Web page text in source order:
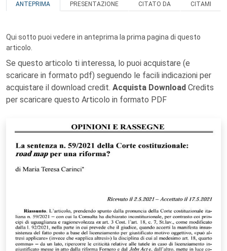
ANTEPRIMA PRESENTAZIONE CITATO DA CITAMI
Qui sotto puoi vedere in anteprima la prima pagina di questo
articolo.
Se questo articolo ti interessa, lo puoi acquistare (e
scaricare in formato pdf) seguendo le facili indicazioni per
acquistare il download credit. Acquista Download Credits
per scaricare questo Articolo in formato PDF